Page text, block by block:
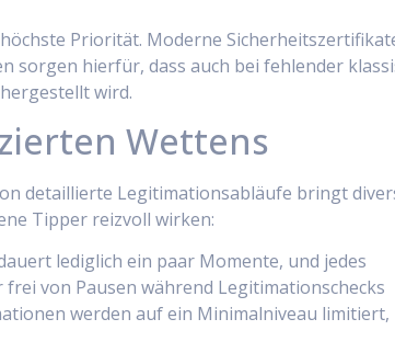
Priorität. Moderne
sorgen hierfür, dass auch bei fehlender
wird.
Wettens
detaillierte Legitimationsabläufe bringt
Tipper reizvoll wirken:
lediglich ein paar Momente, und jedes
von Pausen während Legitimationschecks
werden auf ein Minimalniveau limitiert,